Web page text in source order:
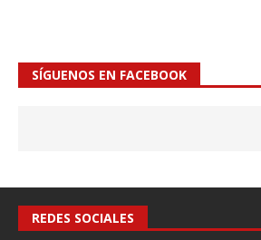
SÍGUENOS EN FACEBOOK
REDES SOCIALES